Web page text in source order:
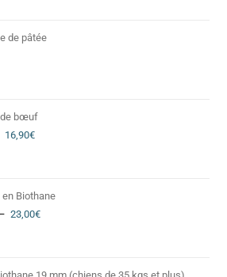
de pâtée
de bœuf
16,90€
en Biothane
– 23,00€